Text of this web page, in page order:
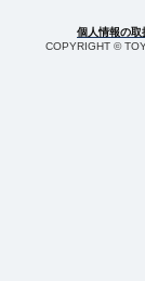
個人情報の取
COPYRIGHT ©